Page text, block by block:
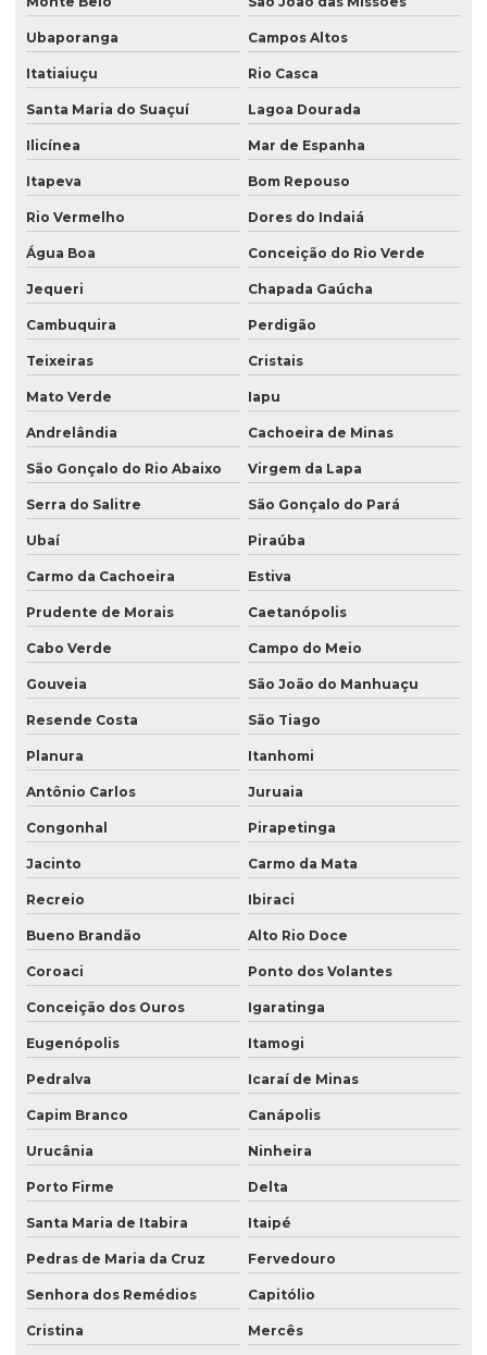
Ubaporanga Campos Altos
Itatiaiuçu Rio Casca
Santa Maria do Suaçuí Lagoa Dourada
Ilicínea Mar de Espanha
Itapeva Bom Repouso
Rio Vermelho Dores do Indaiá
Água Boa Conceição do Rio Verde
Jequeri Chapada Gaúcha
Cambuquira Perdigão
Teixeiras Cristais
Mato Verde Iapu
Andrelândia Cachoeira de Minas
São Gonçalo do Rio Abaixo Virgem da Lapa
Serra do Salitre São Gonçalo do Pará
Ubaí Piraúba
Carmo da Cachoeira Estiva
Prudente de Morais Caetanópolis
Cabo Verde Campo do Meio
Gouveia São João do Manhuaçu
Resende Costa São Tiago
Planura Itanhomi
Antônio Carlos Juruaia
Congonhal Pirapetinga
Jacinto Carmo da Mata
Recreio Ibiraci
Bueno Brandão Alto Rio Doce
Coroaci Ponto dos Volantes
Conceição dos Ouros Igaratinga
Eugenópolis Itamogi
Pedralva Icaraí de Minas
Capim Branco Canápolis
Urucânia Ninheira
Porto Firme Delta
Santa Maria de Itabira Itaipé
Pedras de Maria da Cruz Fervedouro
Senhora dos Remédios Capitólio
Cristina Mercês